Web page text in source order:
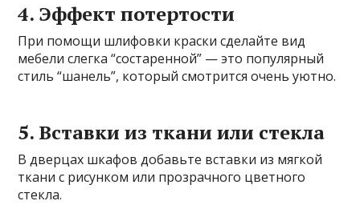
4. Эффект потертости
При помощи шлифовки краски сделайте вид
мебели слегка “состаренной” — это популярный
стиль “шанель”, который смотрится очень уютно.
5. Вставки из ткани или стекла
В дверцах шкафов добавьте вставки из мягкой
ткани с рисунком или прозрачного цветного
стекла.